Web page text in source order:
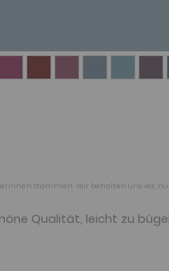
stammen. Wir behalten uns vor,
Qualität, leicht zu